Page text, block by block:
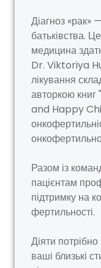
Діагноз «рак»
батьківства.
медицина
Dr. Viktoriya
лікування
авторкою
and Happy
Разом із
пацієнтам
підтримку на
фертильності.
Діяти
ваші близькі